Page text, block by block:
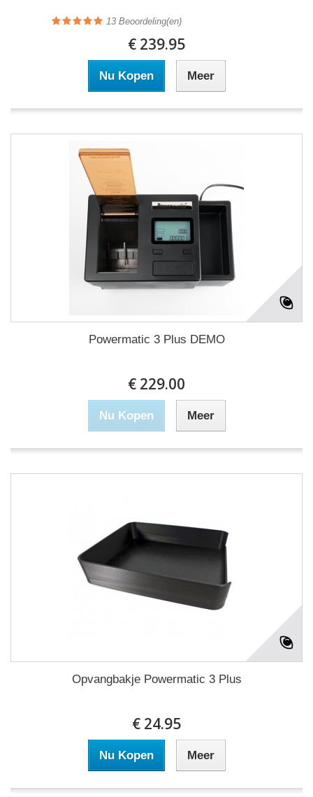
13 Beoordeling(en)
€ 239.95
Nu Kopen Meer
Powermatic 3 Plus DEMO
€ 229.00
Nu Kopen Meer
Opvangbakje Powermatic 3 Plus
€ 24.95
Nu Kopen Meer